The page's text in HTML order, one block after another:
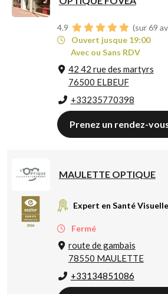
4.9
(sur 69
Ouvert jusque 19:00
Avec ou Sans RDV
42 42 rue des martyrs
76500 ELBEUF
+33235770398
Prenez un rendez-
MAULETTE OPTIQUE
Expert en Santé Visuelle
Fermé
route de gambais
78550 MAULETTE
+33134851086